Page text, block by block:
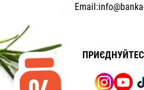
Email: